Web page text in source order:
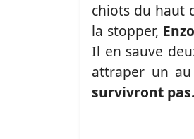
chiots du haut
la stopper,
Il en sauve
attraper un
survivront